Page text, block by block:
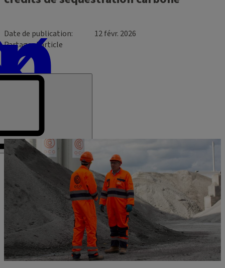
Date de publication
12 févr. 2026
Partager l’article